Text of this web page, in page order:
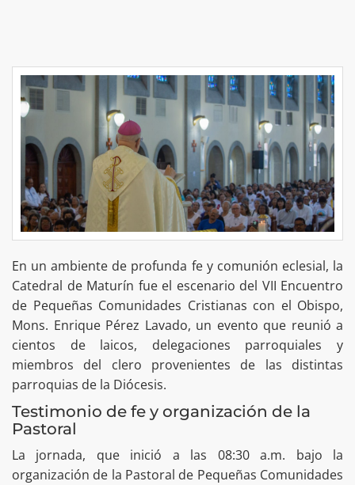
En un ambiente de profunda fe y comunión eclesial, la
Catedral de Maturín fue el escenario del VII Encuentro
de Pequeñas Comunidades Cristianas con el Obispo,
Mons. Enrique Pérez Lavado, un evento que reunió a
cientos de laicos, delegaciones parroquiales y
miembros del clero provenientes de las distintas
parroquias de la Diócesis.
Testimonio de fe y organización de la
Pastoral
La jornada, que inició a las 08:30 a.m. bajo la
organización de la Pastoral de Pequeñas Comunidades